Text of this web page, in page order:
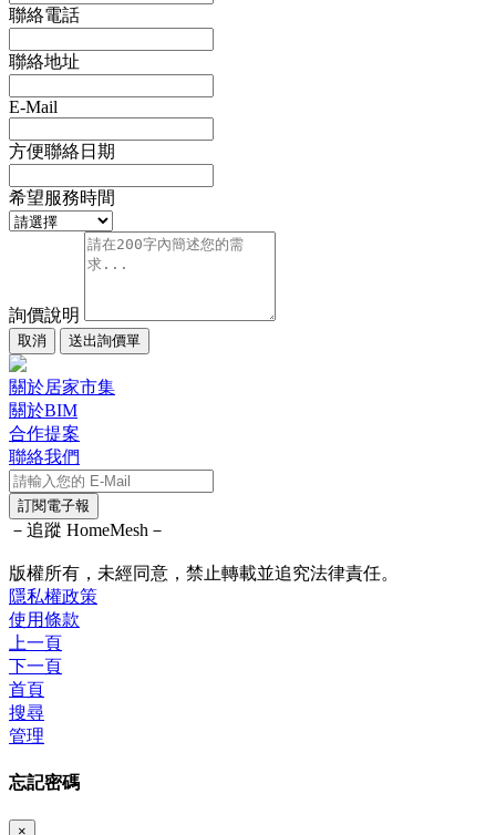
聯絡電話
聯絡地址
E-Mail
方便聯絡日期
希望服務時間
詢價說明
取消 送出詢價單
關於居家市集
關於BIM
合作提案
聯絡我們
訂閱電子報
－追蹤 HomeMesh－
版權所有，未經同意，禁止轉載並追究法律責任。
隱私權政策
使用條款
上一頁
下一頁
首頁
搜尋
管理
忘記密碼
×